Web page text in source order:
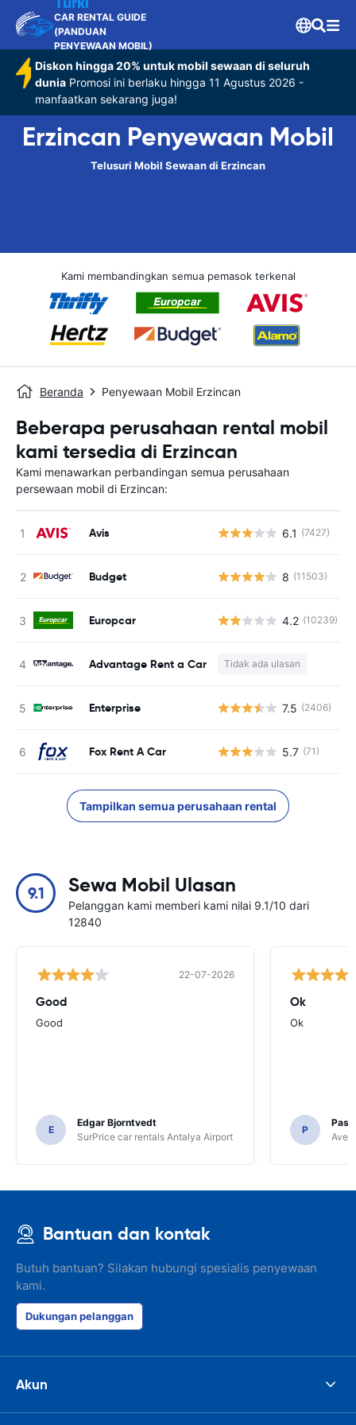
CAR RENTAL GUIDE
(PANDUAN
PENYEWAAN MOBIL)
Diskon hingga 20% untuk mobil sewaan di seluruh
dunia Promosi ini berlaku hingga 11 Agustus 2026 -
manfaatkan sekarang juga!
Erzincan Penyewaan Mobil
Telusuri Mobil Sewaan di Erzincan
Kami membandingkan semua pemasok terkenal
Beranda Penyewaan Mobil Erzincan
Beberapa perusahaan rental mobil
kami tersedia di Erzincan
Kami menawarkan perbandingan semua perusahaan
persewaan mobil di Erzincan:
Avis 6.1 (7427)
Budget 8 (11503)
Europcar 4.2 (10239)
Advantage Rent a Car Tidak ada ulasan
Enterprise 7.5 (2406)
Fox Rent A Car 5.7 (71)
Tampilkan semua perusahaan rental
9.1 Sewa Mobil Ulasan
Pelanggan kami memberi kami nilai 9.1/10 dari
12840
22-07-2026
Good
Good
E
Edgar Bjorntvedt
SurPrice car rentals Antalya Airport
Ok
Ok
P
Avec
Bantuan dan kontak
Butuh bantuan? Silakan hubungi spesialis penyewaan
kami.
Dukungan pelanggan
Akun